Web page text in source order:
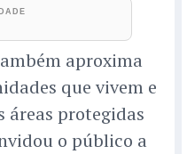
aproxima
que vivem e
áreas protegidas
o público a